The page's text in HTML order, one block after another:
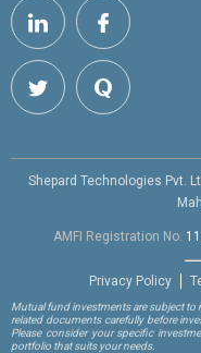
Shepard Technologies Pvt.
AMFI Registration No.
Privacy Policy
Mutual fund investments are subject to
related documents carefully before
Please consider your specific
portfolio that suits your needs.